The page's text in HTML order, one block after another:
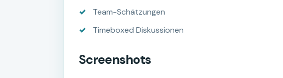
Team-Schätzungen
Timeboxed Diskussionen
Screenshots